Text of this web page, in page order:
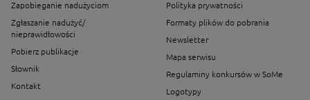
Zapobieganie nadużyciom
Zgłaszanie nadużyć/
nieprawidłowości
Pobierz publikacje
Słownik
Kontakt
Polityka prywatności
Formaty plików do pobrania
Newsletter
Mapa serwisu
Regulaminy konkursów w SoMe
Logotypy